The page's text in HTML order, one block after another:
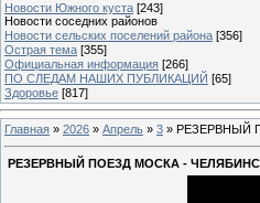
Новости Южного куста [243]
Новости соседних районов
Новости сельских поселений района [356]
Острая тема [355]
Официальная информация [266]
ПО СЛЕДАМ НАШИХ ПУБЛИКАЦИЙ [65]
Здоровье [817]
Главная » 2026 » Апрель » 3 » РЕЗЕРВНЫЙ
РЕЗЕРВНЫЙ ПОЕЗД МОСКА -